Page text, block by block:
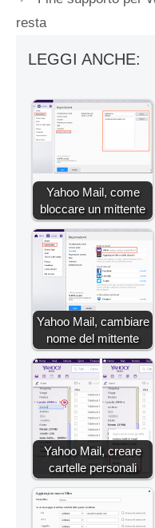
resta
LEGGI ANCHE:
Yahoo Mail, come
bloccare un mittente
Yahoo Mail, cambiare
nome del mittente
Yahoo Mail, creare
cartelle personali